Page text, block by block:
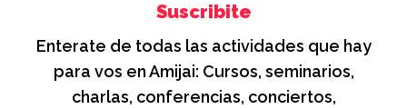
Suscribite
Enterate de todas las actividades que hay
para vos en Amijai: Cursos, seminarios,
charlas, conferencias, conciertos,